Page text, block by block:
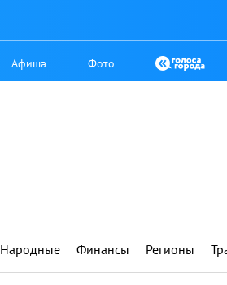
Афиша Фото
Народные Финансы Регионы